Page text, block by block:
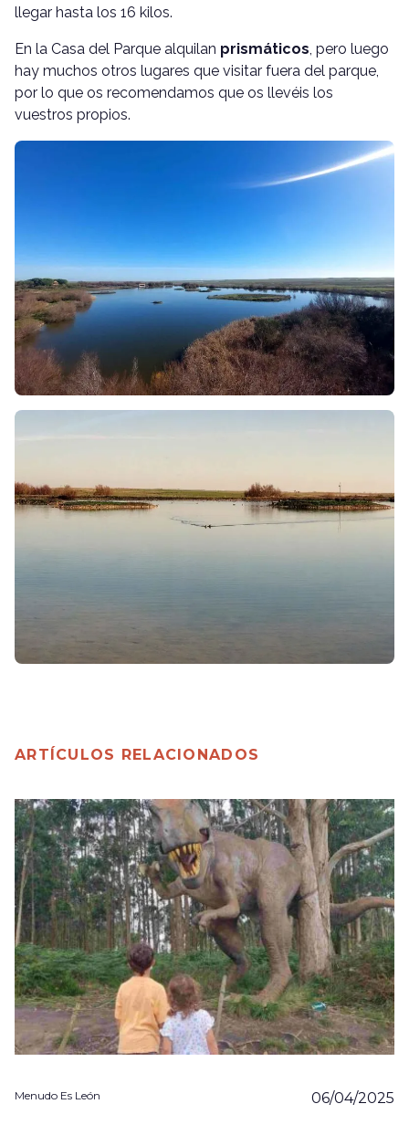
llegar hasta los 16 kilos.
En la Casa del Parque alquilan prismáticos , pero luego
hay muchos otros lugares que visitar fuera del parque,
por lo que os recomendamos que os llevéis los
vuestros propios.
ARTÍCULOS RELACIONADOS
Menudo Es León 06/04/2025